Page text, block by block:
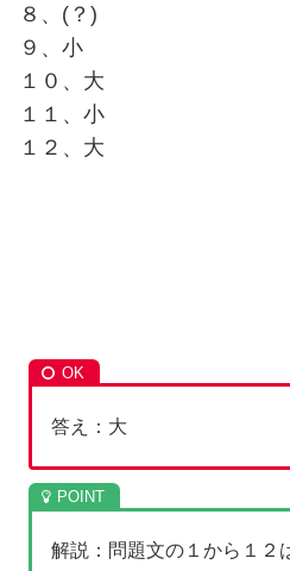
８、(？)
９、小
１０、大
１１、小
１２、大
答え：大
解説：問題文の１から１２